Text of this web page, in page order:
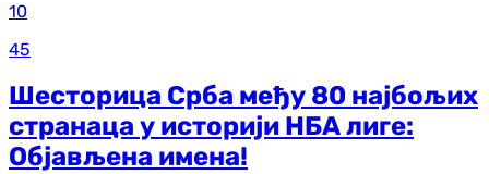
10
45
Шесторица Срба међу 80 најбољих
странаца у историји НБА лиге:
Објављена имена!